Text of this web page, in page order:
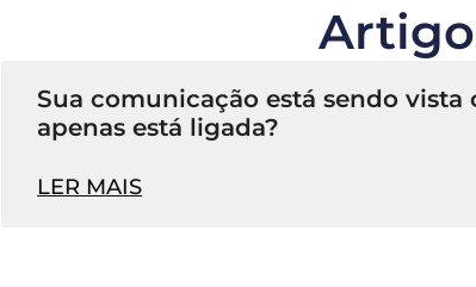
Sua comunicação está sendo vista
apenas está ligada?
LER MAIS